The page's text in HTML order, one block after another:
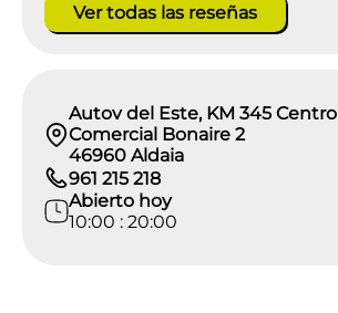
Ver todas las reseñas
Autov del Este, KM 345 Centro
Comercial Bonaire 2
46960 Aldaia
961 215 218
Abierto hoy
10:00 : 20:00